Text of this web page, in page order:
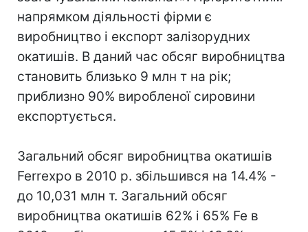
напрямком діяльності фірми є
виробництво і експорт залізорудних
окатишів. В даний час обсяг виробництва
становить близько 9 млн т на рік;
приблизно 90% виробленої сировини
експортується.
Загальний обсяг виробництва окатишів
Ferrexpo в 2010 р. збільшився на 14.4% -
до 10,031 млн т. Загальний обсяг
виробництва окатишів 62% і 65% Fe в